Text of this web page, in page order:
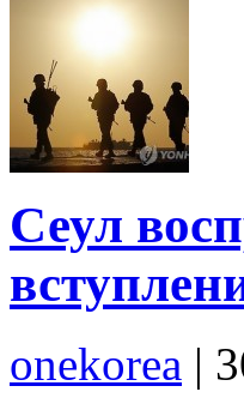
Сеул
onekorea |